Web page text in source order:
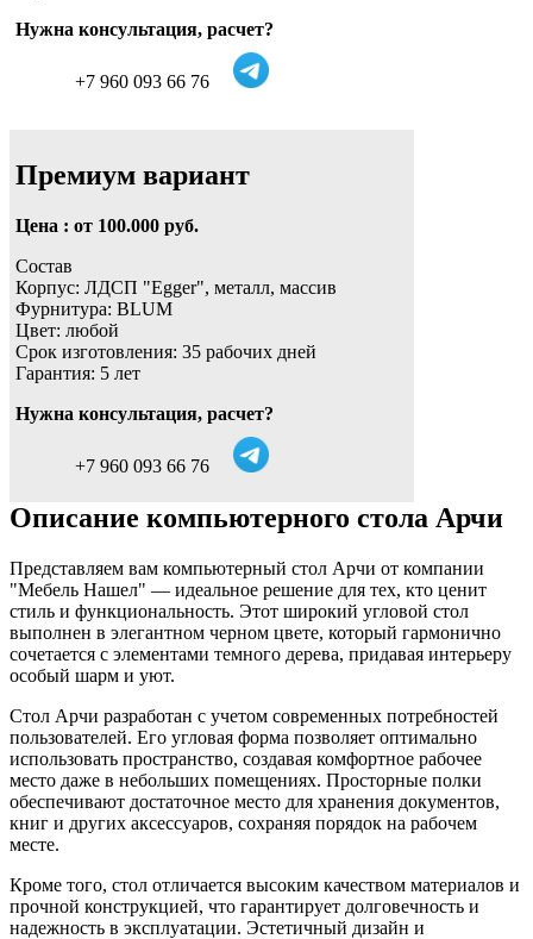
Нужна консультация, расчет?
+7 960 093 66 76
Премиум вариант
Цена : от 100.000 руб.
Состав
Корпус: ЛДСП "Egger", металл, массив
Фурнитура: BLUM
Цвет: любой
Срок изготовления: 35 рабочих дней
Гарантия: 5 лет
Нужна консультация, расчет?
+7 960 093 66 76
Описание компьютерного стола Арчи
Представляем вам компьютерный стол Арчи от компании
"Мебель Нашел" — идеальное решение для тех, кто ценит
стиль и функциональность. Этот широкий угловой стол
выполнен в элегантном черном цвете, который гармонично
сочетается с элементами темного дерева, придавая интерьеру
особый шарм и уют.
Стол Арчи разработан с учетом современных потребностей
пользователей. Его угловая форма позволяет оптимально
использовать пространство, создавая комфортное рабочее
место даже в небольших помещениях. Просторные полки
обеспечивают достаточное место для хранения документов,
книг и других аксессуаров, сохраняя порядок на рабочем
месте.
Кроме того, стол отличается высоким качеством материалов и
прочной конструкцией, что гарантирует долговечность и
надежность в эксплуатации. Эстетичный дизайн и